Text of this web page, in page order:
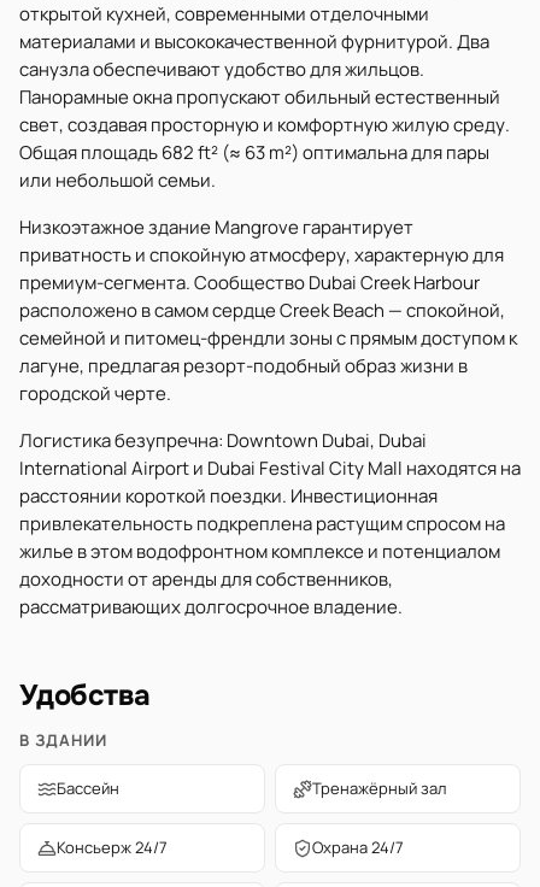
открытой кухней, современными отделочными
материалами и высококачественной фурнитурой. Два
санузла обеспечивают удобство для жильцов.
Панорамные окна пропускают обильный естественный
свет, создавая просторную и комфортную жилую среду.
Общая площадь 682 ft² (≈ 63 m²) оптимальна для пары
или небольшой семьи.
Низкоэтажное здание Mangrove гарантирует
приватность и спокойную атмосферу, характерную для
премиум-сегмента. Сообщество Dubai Creek Harbour
расположено в самом сердце Creek Beach — спокойной,
семейной и питомец-френдли зоны с прямым доступом к
лагуне, предлагая резорт-подобный образ жизни в
городской черте.
Логистика безупречна: Downtown Dubai, Dubai
International Airport и Dubai Festival City Mall находятся на
расстоянии короткой поездки. Инвестиционная
привлекательность подкреплена растущим спросом на
жилье в этом водофронтном комплексе и потенциалом
доходности от аренды для собственников,
рассматривающих долгосрочное владение.
Удобства
В ЗДАНИИ
Бассейн Тренажёрный зал
Консьерж 24/7 Охрана 24/7